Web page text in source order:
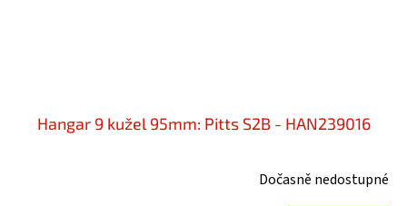
Hangar 9 kužel 95mm: Pitts S2B - HAN239016
Dočasně nedostupné